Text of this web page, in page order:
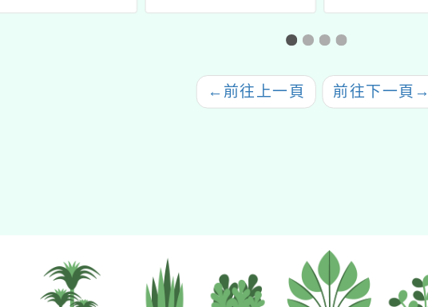
7月8日至8月16日辦理
「盛夏食農趣：大富翁
活動案
孔廟祈福系
門初開 智慧
← 前往上一頁 前往下一頁 →